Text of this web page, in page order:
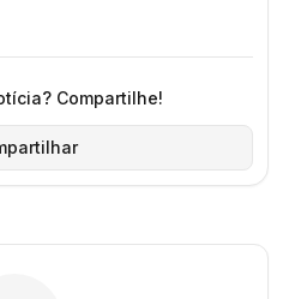
Compartilhe!